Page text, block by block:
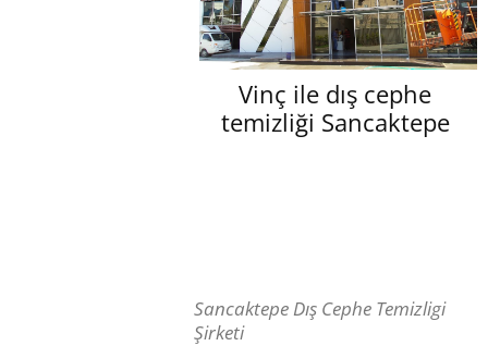
Vinç ile dış cephe
temizliği Sancaktepe
Sancaktepe Dış Cephe Temizligi
Şirketi